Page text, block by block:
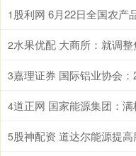
1
2
3
4
5股神配资 道达尔能源提